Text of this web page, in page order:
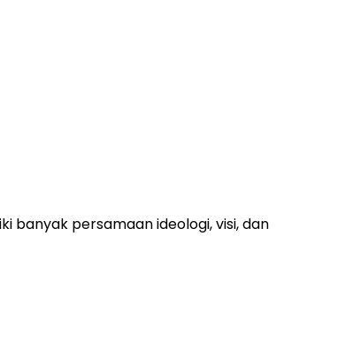
banyak persamaan ideologi, visi, dan